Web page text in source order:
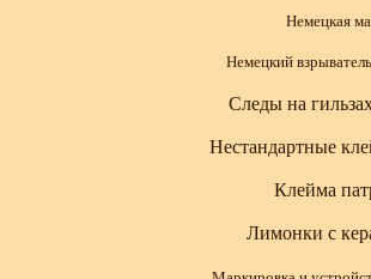
Немецкая
Немецкий
Следы на
Нестандартные
Клейма
Лимонки с